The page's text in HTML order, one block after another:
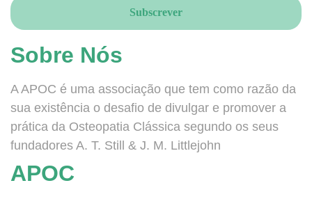
Sobre Nós
A APOC é uma associação que tem como razão da
sua existência o desafio de divulgar e promover a
prática da Osteopatia Clássica segundo os seus
fundadores A. T. Still & J. M. Littlejohn
APOC